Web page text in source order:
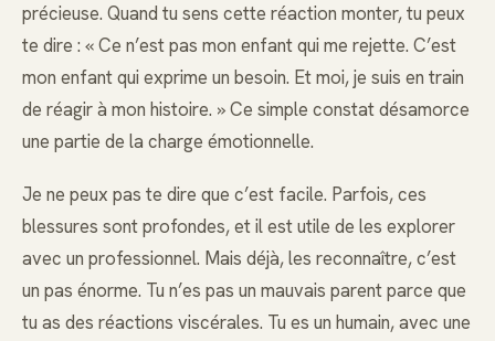
précieuse. Quand tu sens cette réaction monter, tu peux
te dire : « Ce n’est pas mon enfant qui me rejette. C’est
mon enfant qui exprime un besoin. Et moi, je suis en train
de réagir à mon histoire. » Ce simple constat désamorce
une partie de la charge émotionnelle.
Je ne peux pas te dire que c’est facile. Parfois, ces
blessures sont profondes, et il est utile de les explorer
avec un professionnel. Mais déjà, les reconnaître, c’est
un pas énorme. Tu n’es pas un mauvais parent parce que
tu as des réactions viscérales. Tu es un humain, avec une